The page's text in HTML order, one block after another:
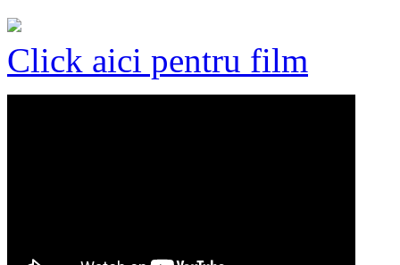
Click aici pentru film